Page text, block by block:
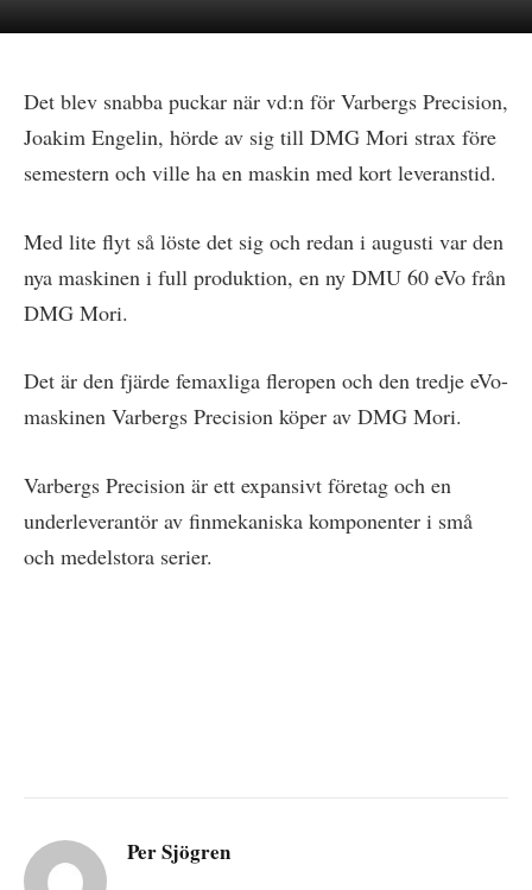
Det blev snabba puckar när vd:n för Varbergs Precision,
Joakim Engelin, hörde av sig till DMG Mori strax före
semestern och ville ha en maskin med kort leveranstid.
Med lite flyt så löste det sig och redan i augusti var den
nya maskinen i full produktion, en ny DMU 60 eVo från
DMG Mori.
Det är den fjärde femaxliga fleropen och den tredje eVo-
maskinen Varbergs Precision köper av DMG Mori.
Varbergs Precision är ett expansivt företag och en
underleverantör av finmekaniska komponenter i små
och medelstora serier.
Per Sjögren